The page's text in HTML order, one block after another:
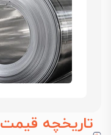
تاریخچه قیمت